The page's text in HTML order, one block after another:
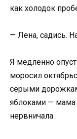
как холодок
— Лена, садись.
Я медленно
моросил
серыми
яблоками — мама
нервничала.